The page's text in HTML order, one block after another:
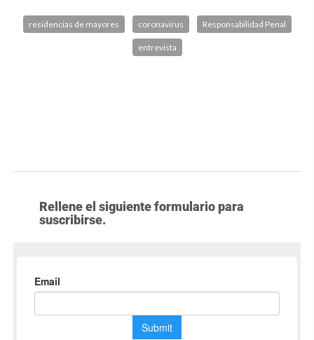
residencias de mayores coronavirus Responsabilidad Penal
entrevista
Rellene el siguiente formulario para
suscribirse.